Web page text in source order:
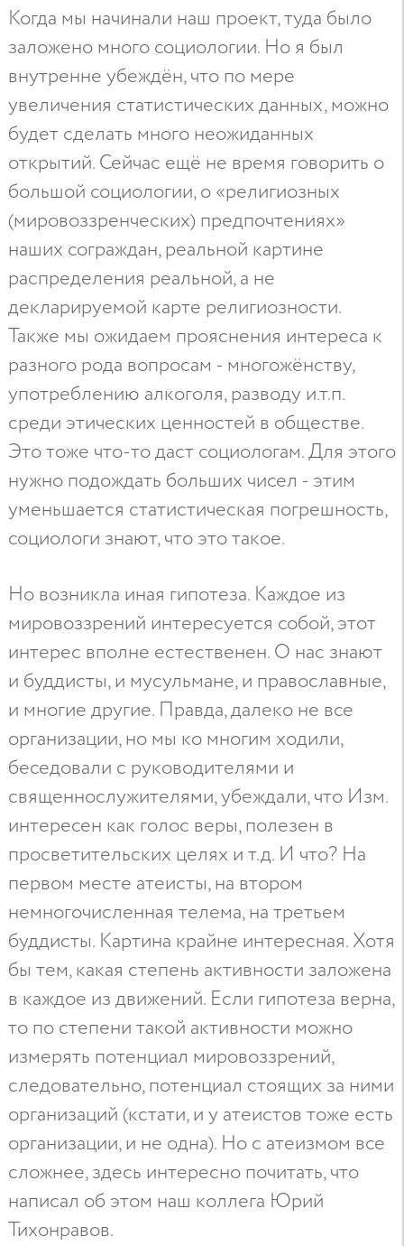
Когда мы начинали наш проект, туда было
заложено много социологии. Но я был
внутренне убеждён, что по мере
увеличения статистических данных, можно
будет сделать много неожиданных
открытий. Сейчас ещё не время говорить о
большой социологии, о «религиозных
(мировоззренческих) предпочтениях»
наших сограждан, реальной картине
распределения реальной, а не
декларируемой карте религиозности.
Также мы ожидаем прояснения интереса к
разного рода вопросам - многожёнству,
употреблению алкоголя, разводу и.т.п.
среди этических ценностей в обществе.
Это тоже что-то даст социологам. Для этого
нужно подождать больших чисел - этим
уменьшается статистическая погрешность,
социологи знают, что это такое.
Но возникла иная гипотеза. Каждое из
мировоззрений интересуется собой, этот
интерес вполне естественен. О нас знают
и буддисты, и мусульмане, и православные,
и многие другие. Правда, далеко не все
организации, но мы ко многим ходили,
беседовали с руководителями и
священнослужителями, убеждали, что Изм.
интересен как голос веры, полезен в
просветительских целях и т.д. И что? На
первом месте атеисты, на втором
немногочисленная телема, на третьем
буддисты. Картина крайне интересная. Хотя
бы тем, какая степень активности заложена
в каждое из движений. Если гипотеза верна,
то по степени такой активности можно
измерять потенциал мировоззрений,
следовательно, потенциал стоящих за ними
организаций (кстати, и у атеистов тоже есть
организации, и не одна). Но с атеизмом все
сложнее, здесь интересно почитать, что
написал об этом наш коллега Юрий
Тихонравов.